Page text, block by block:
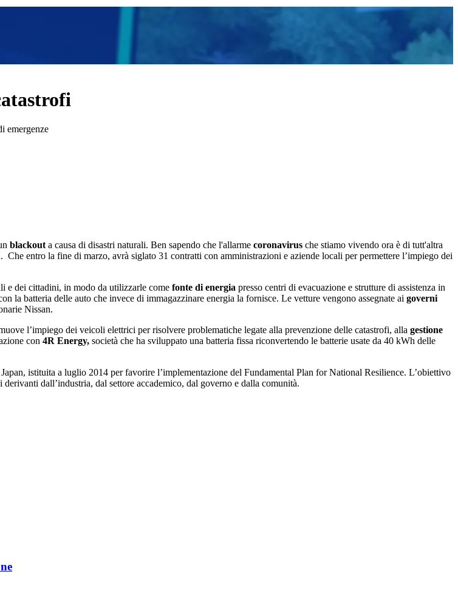
emergenze
blackout a causa di disastri naturali. Ben sapendo che l'allarme coronavirus che stiamo vivendo ora è di tutt'altra
entro la fine di marzo, avrà siglato 31 contratti con amministrazioni e aziende locali per permettere l’impiego dei
e dei cittadini, in modo da utilizzarle come fonte di energia presso centri di evacuazione e strutture di assistenza in
la batteria delle auto che invece di immagazzinare energia la fornisce. Le vetture vengono assegnate ai governi
Nissan.
l’impiego dei veicoli elettrici per risolvere problematiche legate alla prevenzione delle catastrofi, alla gestione
con 4R Energy, società che ha sviluppato una batteria fissa riconvertendo le batterie usate da 40 kWh delle
istituita a luglio 2014 per favorire l’implementazione del Fundamental Plan for National Resilience. L’obiettivo
dall’industria, dal settore accademico, dal governo e dalla comunità.